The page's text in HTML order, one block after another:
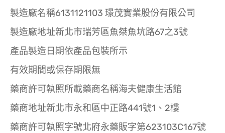
製造廠名稱6131121103 璟茂實業股份有限公司
製造廠地址新北市瑞芳區魚桀魚坑路67之3號
產品製造日期依產品包裝所示
有效期間或保存期限無
藥商許可執照所載藥商名稱海夫健康生活館
藥商地址新北市永和區中正路441號1、2樓
藥商許可執照字號北府永藥販字第623103C167號